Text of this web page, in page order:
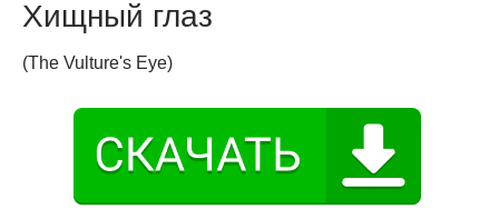
Хищный глаз
(The Vulture's Eye)